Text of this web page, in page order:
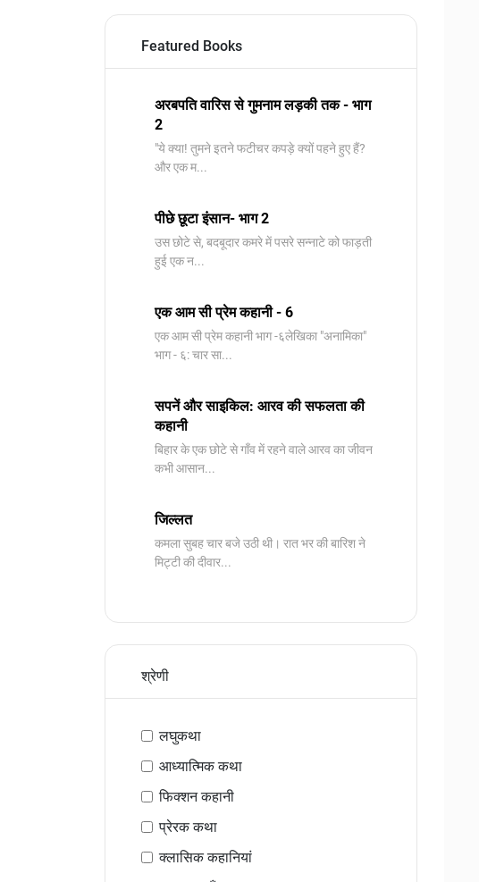
Featured Books
अरबपति वारिस से गुमनाम लड़की तक - भाग
2
"ये क्या! तुमने इतने फटीचर कपड़े क्यों पहने हुए हैं?
और एक म...
पीछे छूटा इंसान- भाग 2
उस छोटे से, बदबूदार कमरे में पसरे सन्नाटे को फाड़ती
हुई एक न...
एक आम सी प्रेम कहानी - 6
​एक आम सी प्रेम कहानी भाग -६लेखिका "अनामिका"
भाग - ६: चार सा...
सपनें और साइकिल: आरव की सफलता की
कहानी
बिहार के एक छोटे से गाँव में रहने वाले आरव का जीवन
कभी आसान...
जिल्लत
कमला सुबह चार बजे उठी थी। रात भर की बारिश ने
मिट्टी की दीवार...
श्रेणी
लघुकथा
आध्यात्मिक कथा
फिक्शन कहानी
प्रेरक कथा
क्लासिक कहानियां